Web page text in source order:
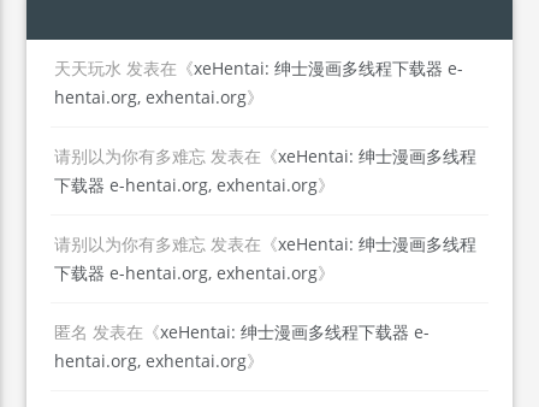
天天玩水 发表在《xeHentai: 绅士漫画多线程下载器 e-
hentai.org, exhentai.org》
请别以为你有多难忘 发表在《xeHentai: 绅士漫画多线程
下载器 e-hentai.org, exhentai.org》
请别以为你有多难忘 发表在《xeHentai: 绅士漫画多线程
下载器 e-hentai.org, exhentai.org》
匿名 发表在《xeHentai: 绅士漫画多线程下载器 e-
hentai.org, exhentai.org》